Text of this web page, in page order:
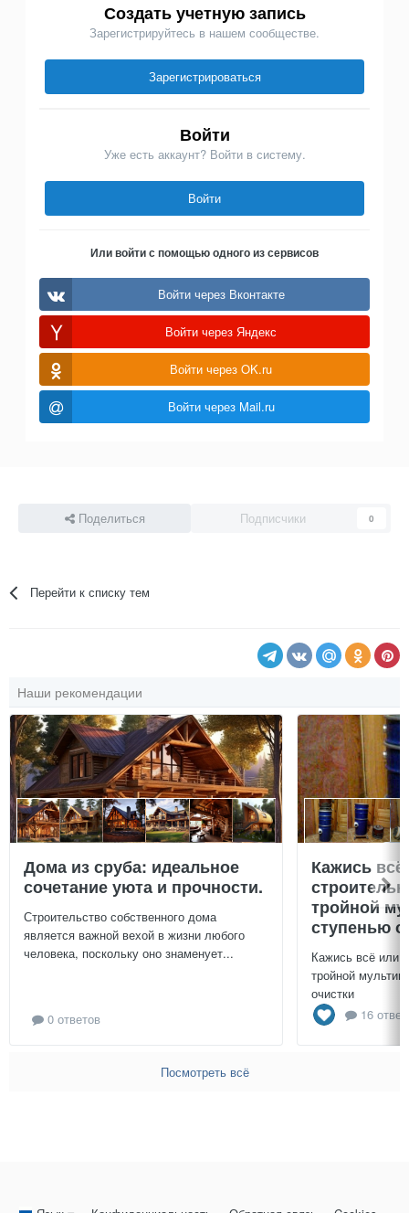
Создать учетную запись
Зарегистрируйтесь в нашем сообществе.
Зарегистрироваться
Войти
Уже есть аккаунт? Войти в систему.
Войти
Или войти с помощью одного из сервисов
Войти через Вконтакте
Войти через Яндекс
Войти через OK.ru
Войти через Mail.ru
Поделиться Подписчики 0
Перейти к списку тем
Наши рекомендации
Дома из сруба: идеальное
сочетание уюта и прочности.
Строительство собственного дома
является важной вехой в жизни любого
человека, поскольку оно знаменует...
0 ответов
Кажись
тройной
ступенью
Кажись всё или
тройной
очистки
16
Посмотреть всё